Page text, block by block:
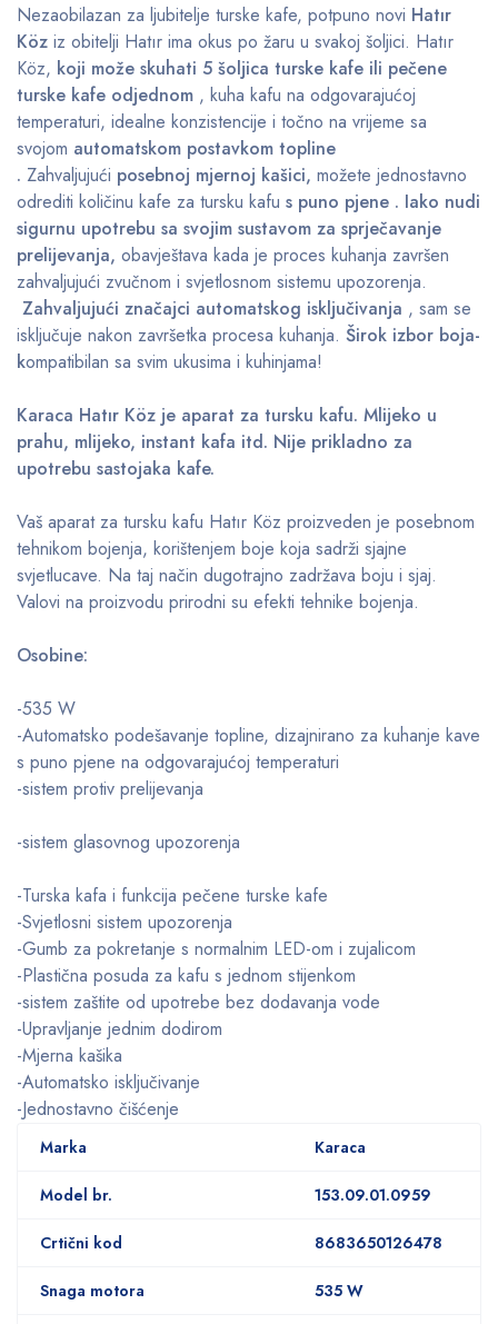
Nezaobilazan za ljubitelje turske kafe, potpuno novi Hatır
Köz iz obitelji Hatır ima okus po žaru u svakoj šoljici. Hatır
Köz, koji može skuhati 5 šoljica turske kafe ili pečene
turske kafe odjednom , kuha kafu na odgovarajućoj
temperaturi, idealne konzistencije i točno na vrijeme sa
svojom automatskom postavkom topline
. Zahvaljujući posebnoj mjernoj kašici, možete jednostavno
odrediti količinu kafe za tursku kafu s puno pjene . Iako nudi
sigurnu upotrebu sa svojim sustavom za sprječavanje
prelijevanja, obavještava kada je proces kuhanja završen
zahvaljujući zvučnom i svjetlosnom sistemu upozorenja.
Zahvaljujući značajci automatskog isključivanja , sam se
isključuje nakon završetka procesa kuhanja. Širok izbor boja-
kompatibilan sa svim ukusima i kuhinjama!
Karaca Hatır Köz je aparat za tursku kafu. Mlijeko u
prahu, mlijeko, instant kafa itd. Nije prikladno za
upotrebu sastojaka kafe.
Vaš aparat za tursku kafu Hatır Köz proizveden je posebnom
tehnikom bojenja, korištenjem boje koja sadrži sjajne
svjetlucave. Na taj način dugotrajno zadržava boju i sjaj.
Valovi na proizvodu prirodni su efekti tehnike bojenja.
Osobine:
-535 W
-Automatsko podešavanje topline, dizajnirano za kuhanje kave
s puno pjene na odgovarajućoj temperaturi
-sistem protiv prelijevanja
-sistem glasovnog upozorenja
-Turska kafa i funkcija pečene turske kafe
-Svjetlosni sistem upozorenja
-Gumb za pokretanje s normalnim LED-om i zujalicom
-Plastična posuda za kafu s jednom stijenkom
-sistem zaštite od upotrebe bez dodavanja vode
-Upravljanje jednim dodirom
-Mjerna kašika
-Automatsko isključivanje
-Jednostavno čišćenje
Marka Karaca
Model br. 153.09.01.0959
Crtični kod 8683650126478
Snaga motora 535 W